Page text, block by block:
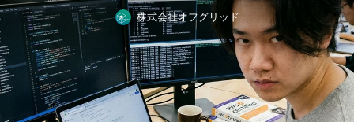
株式会社オフグリッド